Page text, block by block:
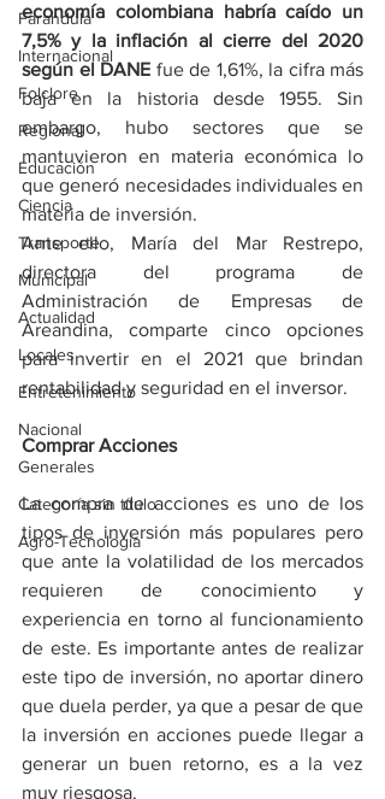
Farandula
Internacional
Folclore
Regional
Educación
Ciencia
Transporte
Municipal
Actualidad
Locales
Entretenimiento
Nacional
Generales
Categoría sin título
Agro-Tecnología
economía colombiana habría caído un
7,5% y la inflación al cierre del 2020
según el DANE fue de 1,61%, la cifra más
baja en la historia desde 1955. Sin
embargo, hubo sectores que se
mantuvieron en materia económica lo
que generó necesidades individuales en
materia de inversión.
Ante ello, María del Mar Restrepo,
directora del programa de
Administración de Empresas de
Areandina, comparte cinco opciones
para invertir en el 2021 que brindan
rentabilidad y seguridad en el inversor.
Comprar Acciones
La compra de acciones es uno de los
tipos de inversión más populares pero
que ante la volatilidad de los mercados
requieren de conocimiento y
experiencia en torno al funcionamiento
de este. Es importante antes de realizar
este tipo de inversión, no aportar dinero
que duela perder, ya que a pesar de que
la inversión en acciones puede llegar a
generar un buen retorno, es a la vez
muy riesgosa.